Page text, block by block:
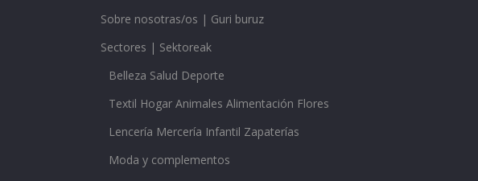
Sobre nosotras/os | Guri buruz
Sectores | Sektoreak
Belleza Salud Deporte
Textil Hogar Animales Alimentación Flores
Lencería Mercería Infantil Zapaterías
Moda y complementos